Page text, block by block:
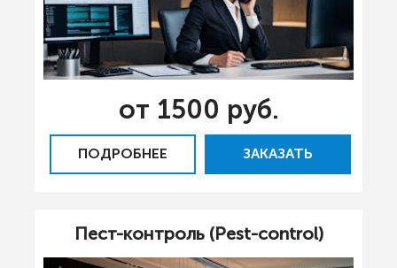
от 1500 руб.
ПОДРОБНЕЕ ЗАКАЗАТЬ
Пест-контроль (Pest-control)